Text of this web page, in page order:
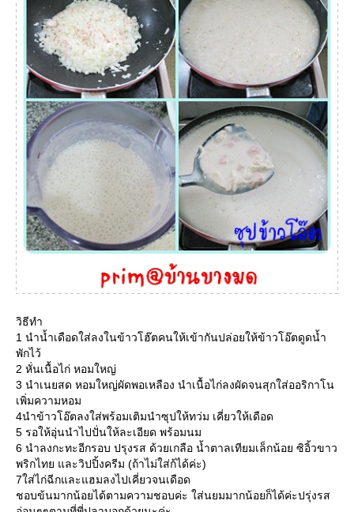
วิธีทำ
1 นำน้ำเดือดใส่ลงในข้าวโฮ๊ตคนให้เข้ากันปล่อยให้ข้าวโอ๊ตดูดน้ำ
พักไว้
2 หั่นเนื้อไก่ หอมใหญ่
3 นำเนยสด หอมใหญ่ผัดพอเหลือง นำเนื้อไก่ลงผัดจนสุกใส่ออริกาโน
เพิ่มความหอม
4นำข้าวโอ๊ตลงใส่พร้อมเติมนำซุปให้ทว่ม เคี่ยวให้เดือด
5 รอให้อุ่นนำไปปั่นให้ละเอียด พร้อมนม
6 นำลงกะทะอีกรอบ ปรุงรส ด้วยเกลือ น้ำตาลเทียมเล็กน้อย ซิอิ้วขาว
พริกไทย และวิปปิ้งครีม (ถ้าไม่ใส่ก้ได้ค่ะ)
7ใส่ไก่ฉีกและแฮมลงไปเคี่ยวจนเดือด
ชอบข้นมากน้อยได้ตามความชอบค่ะ ใส่นยมมากน้อยก็ได้ค่ะปรุ่งรส